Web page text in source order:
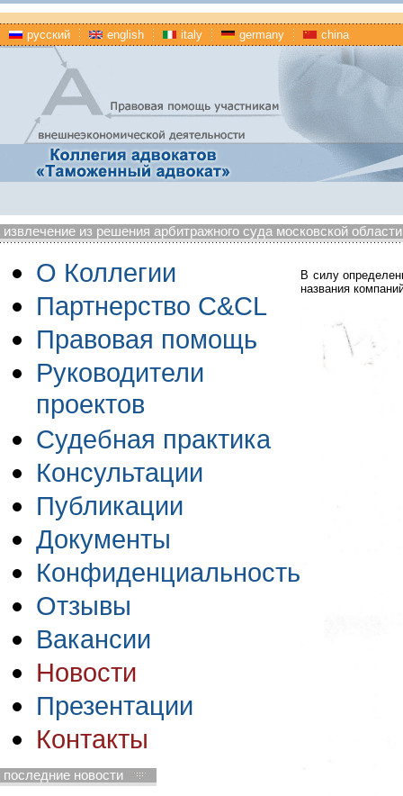
русский english italy germany china
извлечение из решения арбитражного суда московской
О Коллегии
Партнерство C&CL
Правовая помощь
Руководители
проектов
Судебная практика
Консультации
Публикации
Документы
Конфиденциальность
Отзывы
Вакансии
Новости
Презентации
Контакты
последние новости
В силу
названия